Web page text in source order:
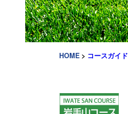
HOME > コースガイド